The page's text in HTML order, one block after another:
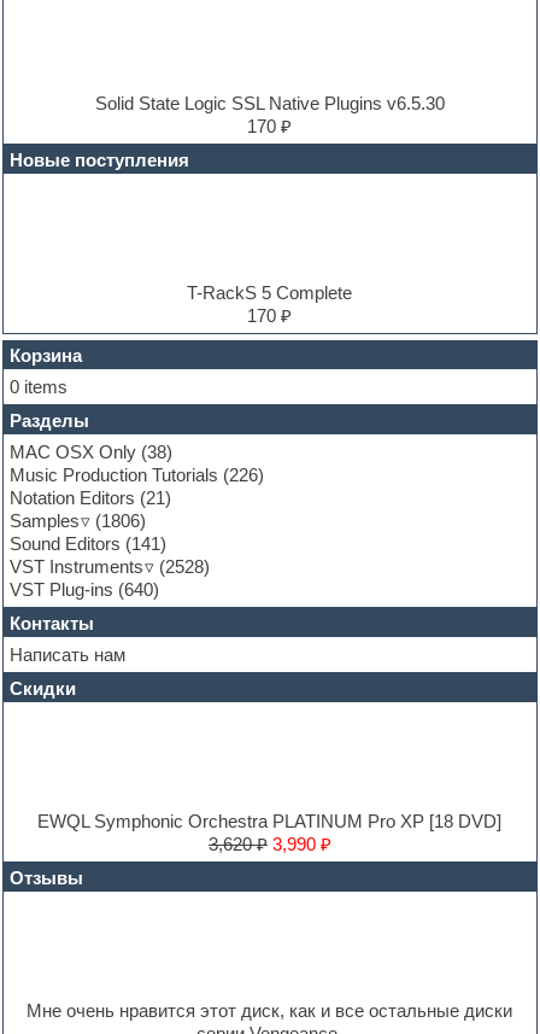
E-MU Samples
Electric guitar
Electric piano
FL Studio
Flute
Folk samples
Fruityloops
Funk
Garritan
General MIDI kits
Guitar emulation
Guitar loops
Guitar processing and effects
Hands-up samples
Hardstyle
Heavy metal sample packs
Hip-hop
House music
Hypersonic
Jazz
Loops
Maschine Expansion
Massive presets
Mastering plug-ins
Notation software
Solid State Logic SSL Native Plugins v6.5.30
170 ₽
Новые поступления
T-RackS 5 Complete
170 ₽
Корзина
0 items
Разделы
MAC OSX Only (38)
Music Production Tutorials (226)
Notation Editors (21)
Samples
(1806)
Sound Editors (141)
VST Instruments
(2528)
VST Plug-ins (640)
Контакты
Написать нам
Скидки
EWQL Symphonic Orchestra PLATINUM Pro XP [18 DVD]
3,620 ₽ 3,990 ₽
Отзывы
Мне очень нравится этот диск, как и все остальные диски